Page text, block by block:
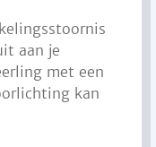
aan je
met een
kan